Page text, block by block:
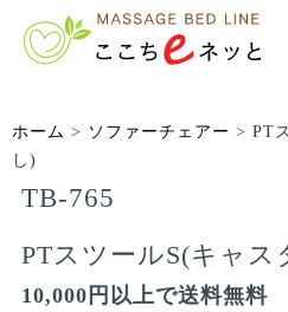
ホーム > ソファーチェアー > PT
し)
TB-765
PTスツールS(キャス
10,000円以上で送料無料